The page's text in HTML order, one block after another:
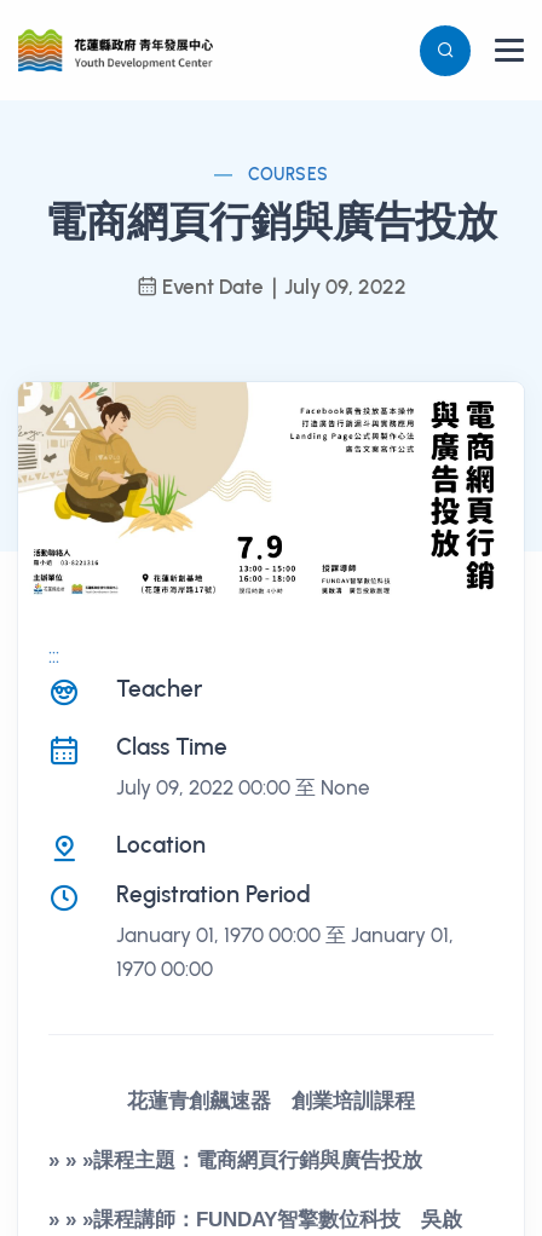
COURSES
電商網頁行銷與廣告投放
Event Date｜July 09, 2022
:::
課程講座
Teacher
Class Time
July 09, 2022 00:00 至 None
Location
Registration Period
January 01, 1970 00:00 至 January 01,
1970 00:00
花蓮青創飆速器 創業培訓課程
» » »課程主題： 電商網頁行銷與廣告投放
» » »課程講師： FUNDAY智擎數位科技 吳啟